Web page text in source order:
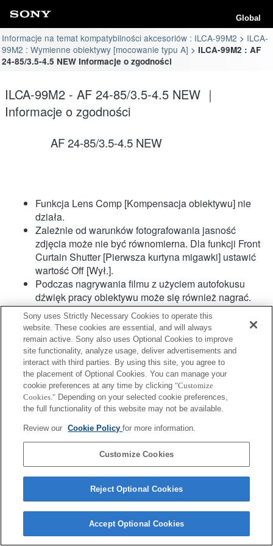
Global
Informacje na temat kompatybilności akcesoriów : ILCA-99M2
ILCA-
99M2 : Wymienne obiektywy [mocowanie typu A]
ILCA-99M2 : AF
24-85/3.5-4.5 NEW Informacje o zgodności
ILCA-99M2 - AF 24-85/3.5-4.5 NEW ｜
Informacje o zgodności
AF 24-85/3.5-4.5 NEW
Funkcja Lens Comp [Kompensacja obiektywu] nie
działa.
Zależnie od warunków fotografowania jasność
zdjęcia może nie być równomierna. Dla funkcji Front
Curtain Shutter [Pierwsza kurtyna migawki] ustawić
wartość Off [Wył.].
Podczas nagrywania filmu z użyciem autofokusu
dźwięk pracy obiektywu może się również nagrać.
Kompensacja drgań jest dostępna w przypadku 3
osi (tzw. kąty RPY) za pomocą funkcji SteadyShot
INSIDE.
Specjalny czujnik punktów AF z detekcją fazy działa
tylko w przypadku 61 punktów.
Hybrydowy AF z detekcją fazy nie jest obsługiwany.
Terms of Use Contact Us
Sony uses Strictly Necessary Cookies to operate this
website. These cookies are essential, and will always
remain active. Sony also uses Optional Cookies to improve
site functionality, analyze usage, deliver advertisements and
interact with third parties. By using this site, you agree to
the placement of Optional Cookies. You can manage your
cookie preferences at any time by clicking "Customize
Cookies." Depending on your selected cookie preferences,
the full functionality of this website may not be available.
Review our Cookie Policyfor more information.
Customize Cookies
Reject Optional Cookies
Accept Optional Cookies